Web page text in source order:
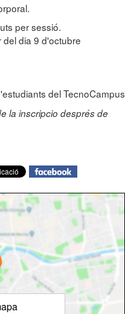
per sessió.
del dia 9 d'octubre
del TecnoCampus
la inscripcio després de